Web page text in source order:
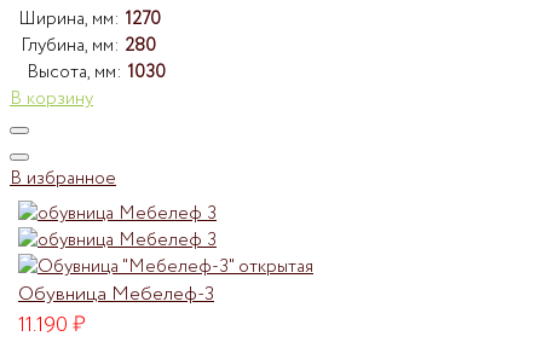
Ширина, мм: 1270
Глубина, мм: 280
Высота, мм: 1030
В корзину
В избранное
Обувница Мебелеф-3
11.190₽